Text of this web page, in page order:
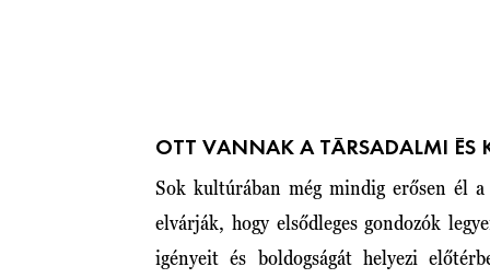
OTT VANNAK A TÁRSADALMI ÉS
Sok kultúrában még mindig erősen él
elvárják, hogy elsődleges gondozók
igényeit és boldogságát helyezi